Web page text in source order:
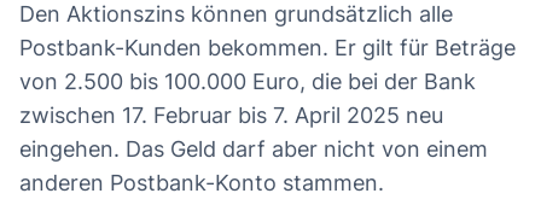
Den Aktionszins können grundsätzlich alle
Postbank-Kunden bekommen. Er gilt für Beträge
von 2.500 bis 100.000 Euro, die bei der Bank
zwischen 17. Februar bis 7. April 2025 neu
eingehen. Das Geld darf aber nicht von einem
anderen Postbank-Konto stammen.